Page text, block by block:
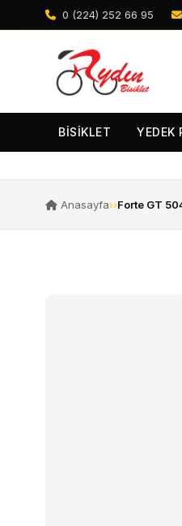
0 (224) 252 66 95
BİSİKLET YEDEK
Anasayfa››Forte GT